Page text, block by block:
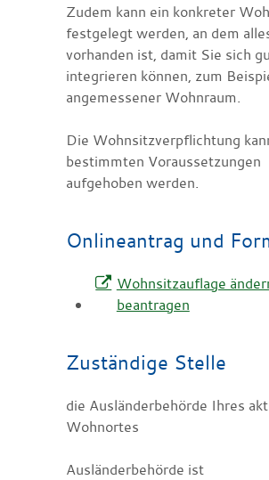
Zudem kann ein konkreter
festgelegt werden, an dem
vorhanden ist, damit Sie sich
integrieren können, zum
angemessener Wohnraum.
Die Wohnsitzverpflichtung
bestimmten Voraussetzungen
aufgehoben werden.
Onlineantrag und
Wohnsitzauflage
beantragen
Zuständige Stelle
die Ausländerbehörde Ihres
Wohnortes
Ausländerbehörde ist